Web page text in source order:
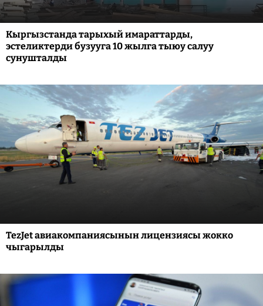
Кыргызстанда тарыхый имараттарды,
эстеликтерди бузууга 10 жылга тыюу салуу
сунушталды
TezJet авиакомпаниясынын лицензиясы жокко
чыгарылды